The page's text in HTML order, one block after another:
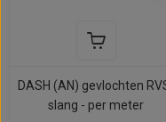
DASH (AN) gevlochten
slang - per meter